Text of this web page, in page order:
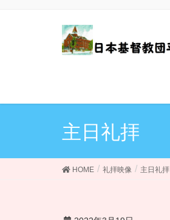
主日礼拝
HOME 礼拝映像 主日礼拝